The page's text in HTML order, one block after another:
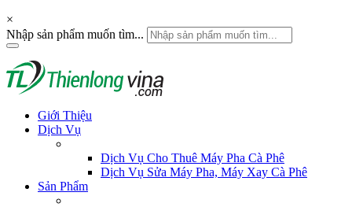
×
Nhập sản phẩm muốn tìm...
Giới Thiệu
Dịch Vụ
Dịch Vụ Cho Thuê Máy Pha Cà Phê
Dịch Vụ Sửa Máy Pha, Máy Xay Cà Phê
Sản Phẩm